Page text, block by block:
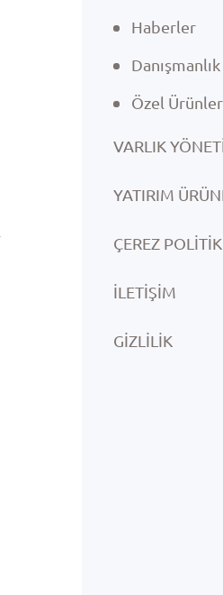
Haberler
Özel Ürünler
VARLIK
YATIRIM
ÇEREZ
İLETIŞIM
GIZLILIK